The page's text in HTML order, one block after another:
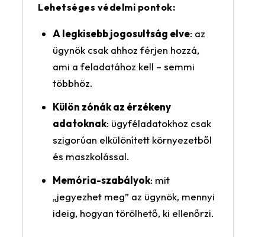
Lehetséges védelmi pontok:
A legkisebb jogosultság elve: az
ügynök csak ahhoz férjen hozzá,
ami a feladatához kell – semmi
többhöz.
Külön zónák az érzékeny
adatoknak: ügyféladatokhoz csak
szigorúan elkülönített környezetből
és maszkolással.
Memória-szabályok: mit
„jegyezhet meg” az ügynök, mennyi
ideig, hogyan törölhető, ki ellenőrzi.